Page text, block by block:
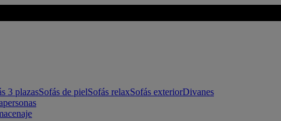
3 plazasSofás de pielSofás relaxSofás exteriorDivanes